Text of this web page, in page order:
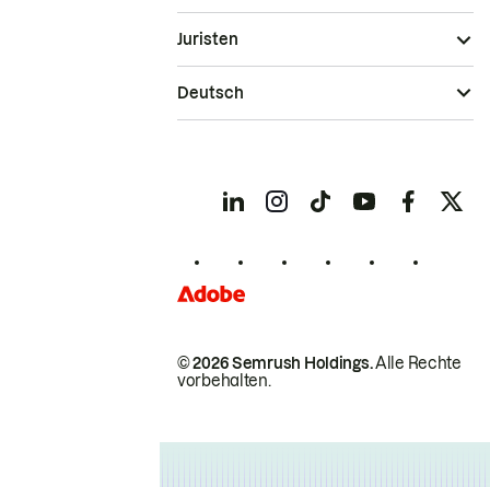
© 2026 Semrush Holdings.Alle Rechte
vorbehalten.
Juristen
Deutsch